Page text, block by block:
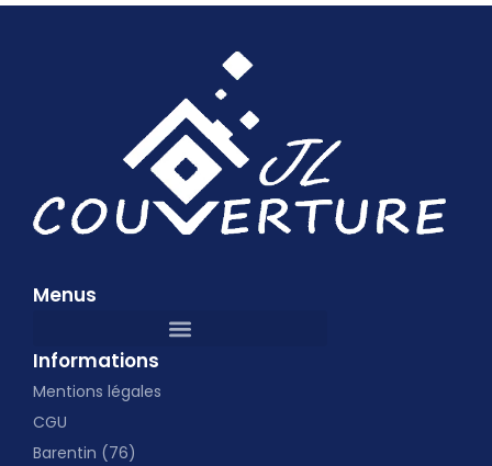
Menus
Informations
Mentions légales
CGU
Barentin (76)